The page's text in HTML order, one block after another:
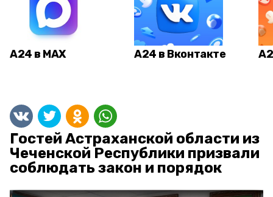
А24 в MAX А24 в Вконтакте
Гостей Астраханской области из
Чеченской Республики призвали
соблюдать закон и порядок